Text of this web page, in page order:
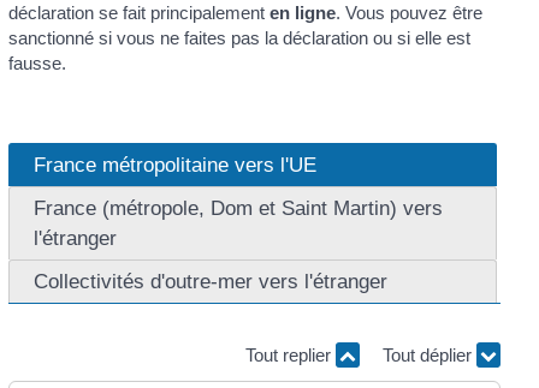
déclaration se fait principalement en ligne. Vous pouvez être
sanctionné si vous ne faites pas la déclaration ou si elle est
fausse.
France métropolitaine vers l'UE
France (métropole, Dom et Saint Martin) vers
l'étranger
Collectivités d'outre-mer vers l'étranger
Tout replier Tout déplier